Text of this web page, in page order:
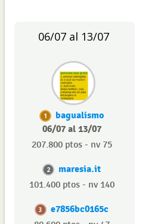
06/07 al 13/07
1
bagualismo
06/07 al 13/07
207.800 ptos - nv 75
2 maresia.it
101.400 ptos - nv 140
3 e7856bc0165c